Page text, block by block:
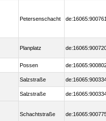
Petersenschacht
Planplatz
Possen
Salzstraße
Salzstraße
Schachtstraße